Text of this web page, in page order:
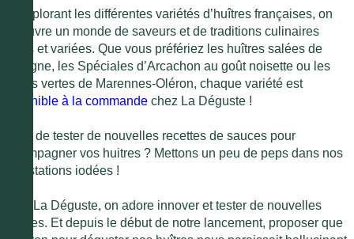
En explorant les différentes variétés d’huîtres françaises, on
découvre un monde de saveurs et de traditions culinaires
riches et variées. Que vous préfériez les huîtres salées de
Bretagne, les Spéciales d’Arcachon au goût noisette ou les
huîtres vertes de Marennes-Oléron, chaque variété est
disponible à la commande chez La Déguste !
Envie de tester de nouvelles recettes de sauces pour
accompagner vos huitres ? Mettons un peu de peps dans nos
dégustations iodées !
Chez La Déguste, on adore innover et tester de nouvelles
recettes. Et depuis le début de notre lancement, proposer que